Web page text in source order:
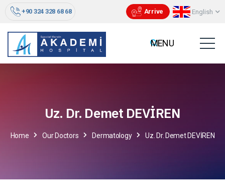
+90 324 328 68 68 Arrive English
Uz. Dr. Demet DEVİREN
Home Our Doctors Dermatology Uz. Dr. Demet DEVİREN